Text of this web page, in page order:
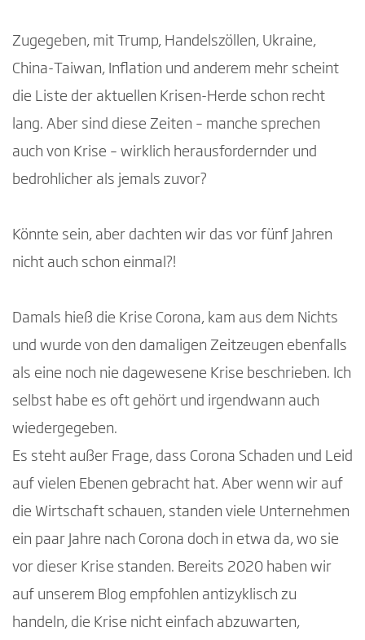
Mit einem guten CRM-System neue Märkte
besser erschließen
Mit Power BI, KI und Echtzeit-Reporting
Veränderungen schneller erkennen – und besser
reagieren
gesetzliche Anforderungen zwingen ohnehin
zum Handeln
Jetzt handeln heißt: Mitarbeitern Orientierung
und Wertschätzung geben
In vielen Branchen sind Mitarbeiter für ein
großes IT-Projekt aktuell gut verfügbar
Neben allgemein gültigen Gründen, in
zukunftsfähige IT-Systeme zu investieren,
zeigen wir Ihnen in den Punkten 9 und 10 auch,
warum gerade jetzt ein optimaler Zeitpunkt ist,
speziell in Dynamics 365 Lösungen von
Zugegeben, mit Trump, Handelszöllen, Ukraine,
China-Taiwan, Inflation und anderem mehr scheint
die Liste der aktuellen Krisen-Herde schon recht
lang. Aber sind diese Zeiten – manche sprechen
auch von Krise – wirklich herausfordernder und
bedrohlicher als jemals zuvor?
Könnte sein, aber dachten wir das vor fünf Jahren
nicht auch schon einmal?!
Damals hieß die Krise Corona, kam aus dem Nichts
und wurde von den damaligen Zeitzeugen ebenfalls
als eine noch nie dagewesene Krise beschrieben. Ich
selbst habe es oft gehört und irgendwann auch
wiedergegeben.
Es steht außer Frage, dass Corona Schaden und Leid
auf vielen Ebenen gebracht hat. Aber wenn wir auf
die Wirtschaft schauen, standen viele Unternehmen
ein paar Jahre nach Corona doch in etwa da, wo sie
vor dieser Krise standen. Bereits 2020 haben wir
auf unserem Blog empfohlen antizyklisch zu
handeln, die Krise nicht einfach abzuwarten,